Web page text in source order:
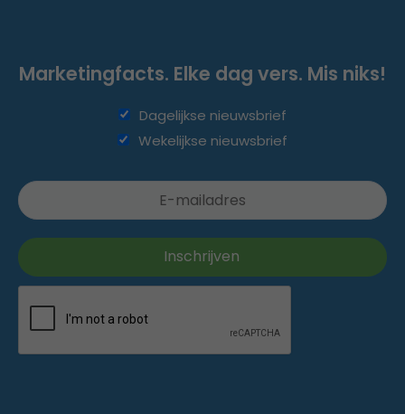
Marketingfacts. Elke dag vers. Mis niks!
Dagelijkse nieuwsbrief
Wekelijkse nieuwsbrief